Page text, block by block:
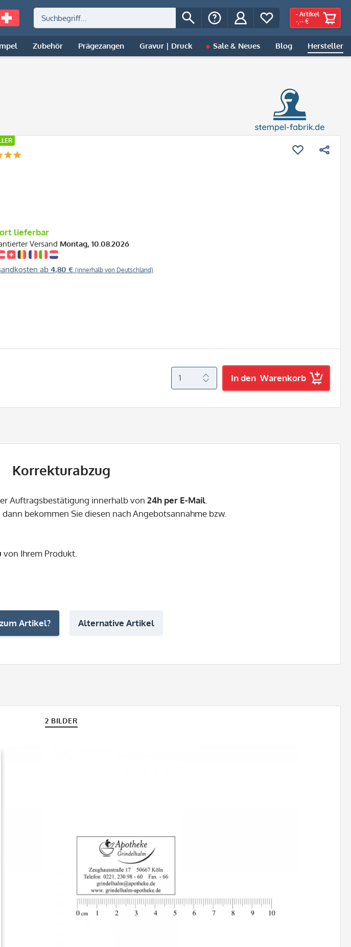
- Artikel
-,-- €
Zubehör Prägezangen Gravur | Druck Sale & Neues Blog Hersteller
lieferbar
Versand Montag, 10.08.2026
ab 4,80 € (innerhalb von Deutschland)
In den Warenkorb
Korrekturabzug
Auftragsbestätigung innerhalb von 24h per E-Mail
bekommen Sie diesen nach Angebotsannahme bzw.
von Ihrem Produkt.
Artikel? Alternative Artikel
2 BILDER